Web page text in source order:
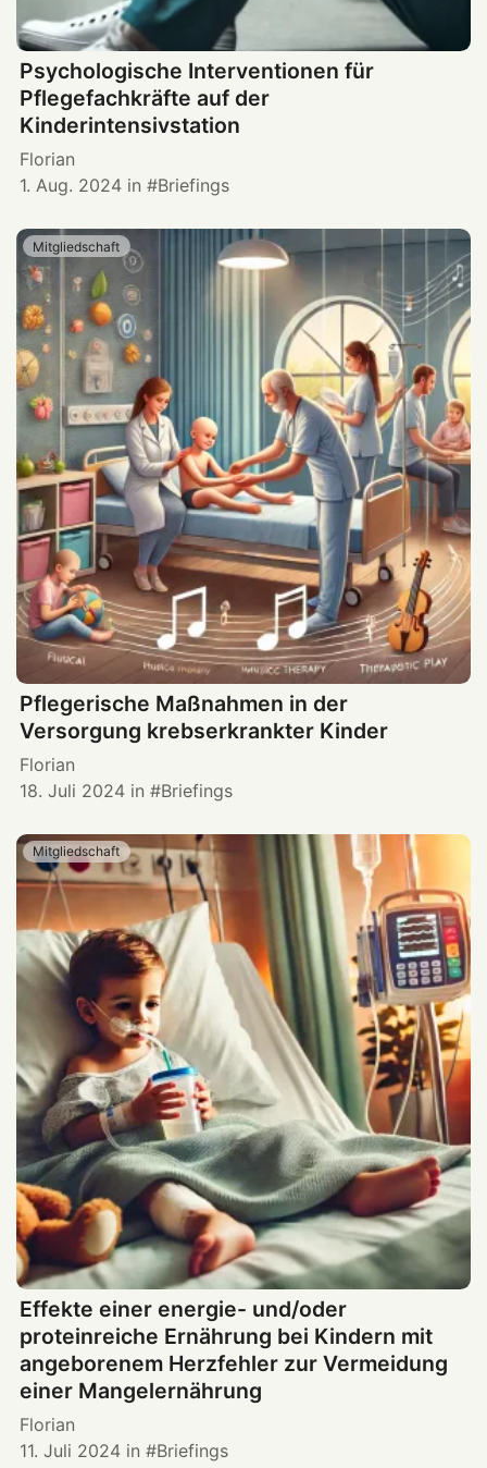
Psychologische Interventionen für
Pflegefachkräfte auf der
Kinderintensivstation
Florian
1. Aug. 2024 in Briefings
Mitgliedschaft
Pflegerische Maßnahmen in der
Versorgung krebserkrankter Kinder
Florian
18. Juli 2024 in Briefings
Mitgliedschaft
Effekte einer energie- und/oder
proteinreiche Ernährung bei Kindern mit
angeborenem Herzfehler zur Vermeidung
einer Mangelernährung
Florian
11. Juli 2024 in Briefings